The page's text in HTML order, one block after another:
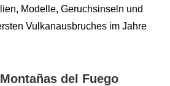
Modelle, Geruchsinseln und
Vulkanausbruches im Jahre
del Fuego